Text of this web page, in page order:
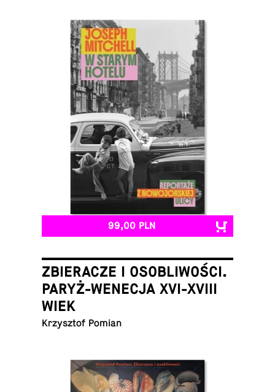
99,00 PLN
ZBIERACZE I OSOBLIWOŚCI.
PARYŻ-WENECJA XVI-XVIII
WIEK
Krzysz­tof Pomian